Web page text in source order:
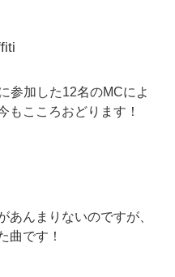
参加した12名のMCによ
もこころおどります！
んまりないのですが、
曲です！